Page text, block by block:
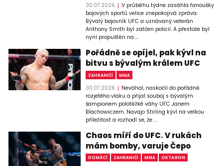
30.07.2026
V průběhu týdne zasáhla fanoušky
bojových sportů velice znepokojivá zpráva.
Bývalý bojovník UFC a uznávaný veterán
Anthony Smith byl zatčen policií. A přestože byl
nyní propuštěn na ...
Pořádně se opíjel, pak kývl na
bitvu s bývalým králem UFC
ZAHRANIČÍ MMA
30.07.2026
Neváhal, naskočil do pořádně
rozjetého vlaku a přijal souboj s bývalým
šampionem polotěžké váhy UFC Janem
Blachowiczem. Navajo Stirling kývl na velkou
příležitost a rozhodl se, že ...
Chaos míří do UFC. V rukách
mám bomby, varuje Čepo
DOMÁCÍ ZAHRANIČÍ MMA OKTAGON